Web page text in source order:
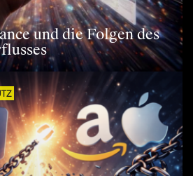
und die Folgen des